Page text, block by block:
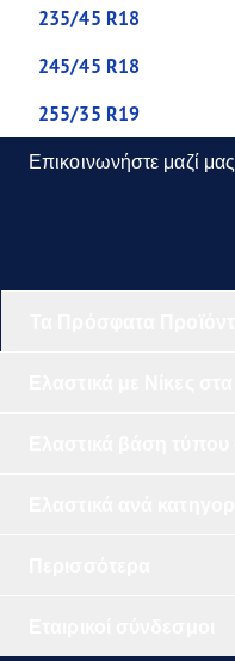
235/45 R18
245/45 R18
255/35 R19
Επικοινωνήστε μαζί μας